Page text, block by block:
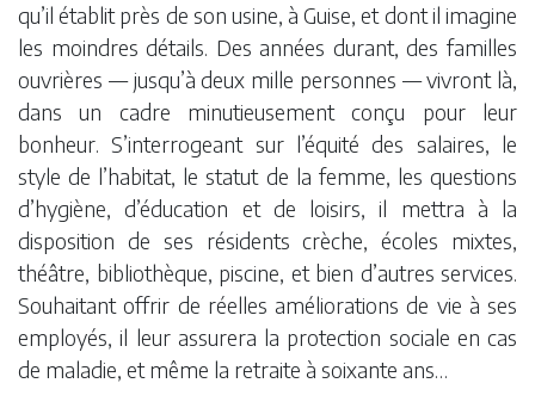
qu’il établit près de son usine, à Guise, et dont il imagine
les moindres détails. Des années durant, des familles
ouvrières — jusqu’à deux mille personnes — vivront là,
dans un cadre minutieusement conçu pour leur
bonheur. S’interrogeant sur l’équité des salaires, le
style de l’habitat, le statut de la femme, les questions
d’hygiène, d’éducation et de loisirs, il mettra à la
disposition de ses résidents crèche, écoles mixtes,
théâtre, bibliothèque, piscine, et bien d’autres services.
Souhaitant offrir de réelles améliorations de vie à ses
employés, il leur assurera la protection sociale en cas
de maladie, et même la retraite à soixante ans…